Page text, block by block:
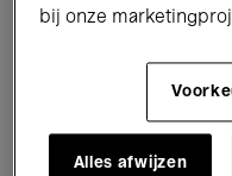
Jazz
Voor iedereen
bij onze
Alles afwijzen